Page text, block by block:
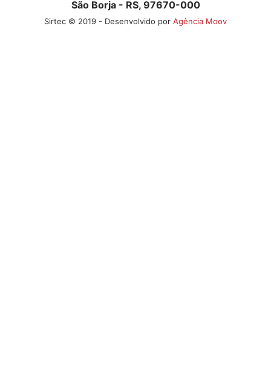
São Borja - RS, 97670-000
Sirtec © 2019 - Desenvolvido por Agência Moov